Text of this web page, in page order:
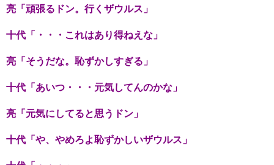
亮「頑張るドン。行くザウルス」
十代「・・・これはあり得ねえな」
亮「そうだな。恥ずかしすぎる」
十代「あいつ・・・元気してんのかな」
亮「元気にしてると思うドン」
十代「や、やめろよ恥ずかしいザウルス」